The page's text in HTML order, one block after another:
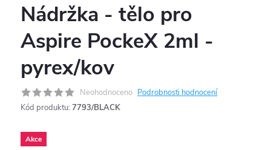
Nádržka - tělo pro
Aspire PockeX 2ml -
pyrex/kov
Neohodnoceno Podrobnosti hodnocení
Kód produktu: 7793/BLACK
Akce